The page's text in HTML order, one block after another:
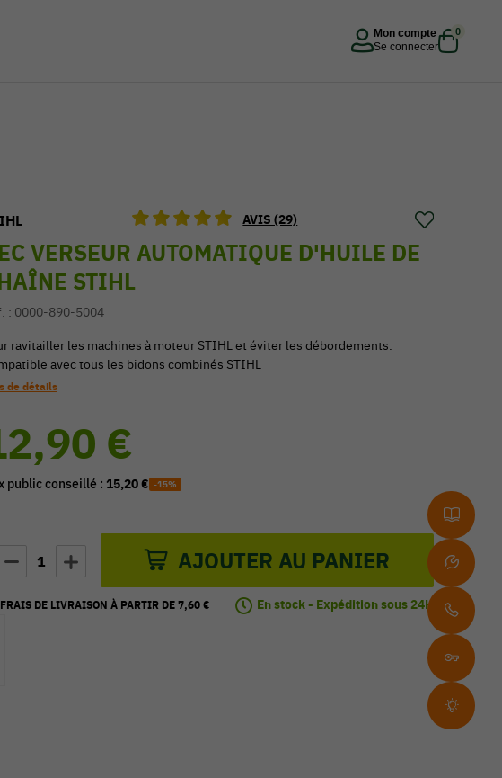
Mon compte
Se connecter
0
AVIS (29)
VERSEUR AUTOMATIQUE D'HUILE DE
STIHL
: 0000-890-5004
ravitailler les machines à moteur STIHL et éviter les débordements.
avec tous les bidons combinés STIHL
de détails
€
public conseillé : 15,20 € -15%
1 AJOUTER AU PANIER
FRAIS DE LIVRAISON À PARTIR DE 7,60 € En stock - Expédition sous 24H